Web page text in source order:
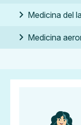
chevron_right Medicina del
chevron_right Medicina